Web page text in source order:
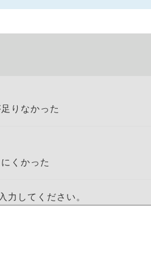
りなかった
くかった
力してください。